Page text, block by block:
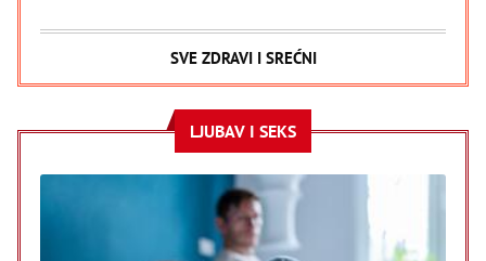
SVE ZDRAVI I SREĆNI
LJUBAV I SEKS